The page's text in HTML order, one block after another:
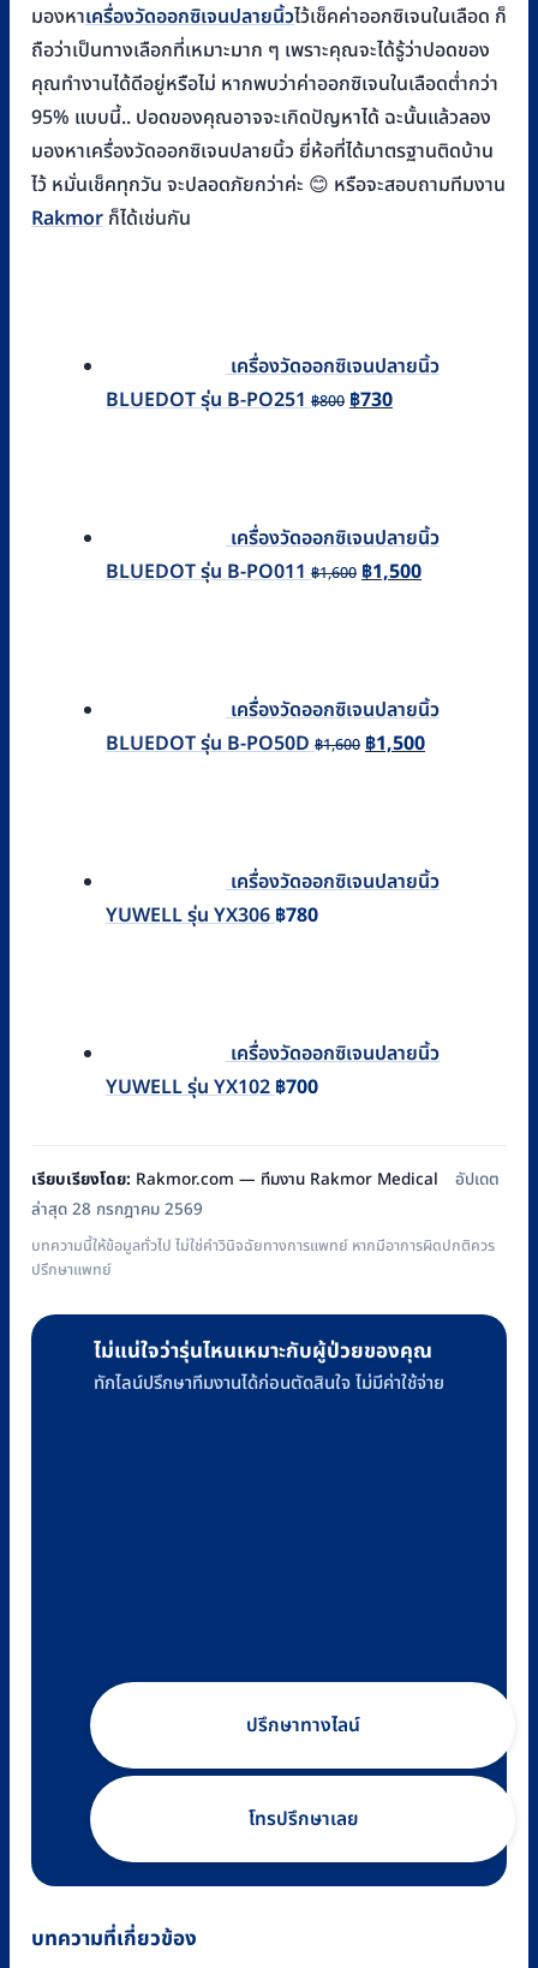
มองหาเครื่องวัดออกซิเจนปลายนิ้วไว้เช็คค่าออกซิเจนในเลือด ก็
ถือว่าเป็นทางเลือกที่เหมาะมาก ๆ เพราะคุณจะได้รู้ว่าปอดของ
คุณทำงานได้ดีอยู่หรือไม่ หากพบว่าค่าออกซิเจนในเลือดต่ำกว่า
95% แบบนี้.. ปอดของคุณอาจจะเกิดปัญหาได้ ฉะนั้นแล้วลอง
มองหาเครื่องวัดออกซิเจนปลายนิ้ว ยี่ห้อที่ได้มาตรฐานติดบ้าน
ไว้ หมั่นเช็คทุกวัน จะปลอดภัยกว่าค่ะ 😊 หรือจะสอบถามทีมงาน
Rakmor ก็ได้เช่นกัน
เครื่องวัดออกซิเจนปลายนิ้ว
BLUEDOT รุ่น B-PO251 ฿800 Original
฿730Current
เครื่องวัดออกซิเจนปลายนิ้ว
BLUEDOT รุ่น B-PO011 ฿1,600 Original
฿1,500Current
เครื่องวัดออกซิเจนปลายนิ้ว
BLUEDOT รุ่น B-PO50D ฿1,600 Original
฿1,500Current
เครื่องวัดออกซิเจนปลายนิ้ว
YUWELL รุ่น YX306 ฿780
เครื่องวัดออกซิเจนปลายนิ้ว
YUWELL รุ่น YX102 ฿700
เรียบเรียงโดย: Rakmor.com — ทีมงาน Rakmor Medical
อัปเดต
ล่าสุด 28 กรกฎาคม 2569
บทความนี้ให้ข้อมูลทั่วไป ไม่ใช่คำวินิจฉัยทางการแพทย์ หากมีอาการผิดปกติควร
ปรึกษาแพทย์
ไม่แน่ใจว่ารุ่นไหนเหมาะกับผู้ป่วยของคุณ
ทักไลน์ปรึกษาทีมงานได้ก่อนตัดสินใจ ไม่มีค่าใช้จ่าย
ปรึกษาทางไลน์
โทรปรึกษาเลย
บทความที่เกี่ยวข้อง